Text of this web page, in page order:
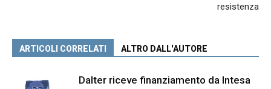
resistenza
ARTICOLI CORRELATI ALTRO DALL'AUTORE
Dalter riceve finanziamento da Intesa